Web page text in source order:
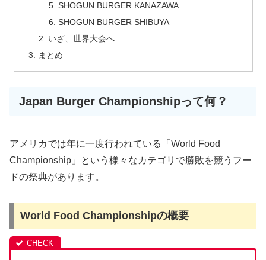
SHOGUN BURGER KANAZAWA
SHOGUN BURGER SHIBUYA
いざ、世界大会へ
まとめ
Japan Burger Championshipって何？
アメリカでは年に一度行われている「World Food
Championship」という様々なカテゴリで勝敗を競うフー
ドの祭典があります。
World Food Championshipの概要